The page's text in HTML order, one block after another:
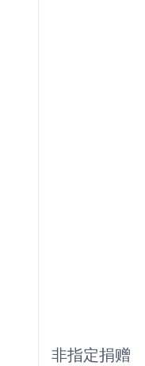
非指定捐赠